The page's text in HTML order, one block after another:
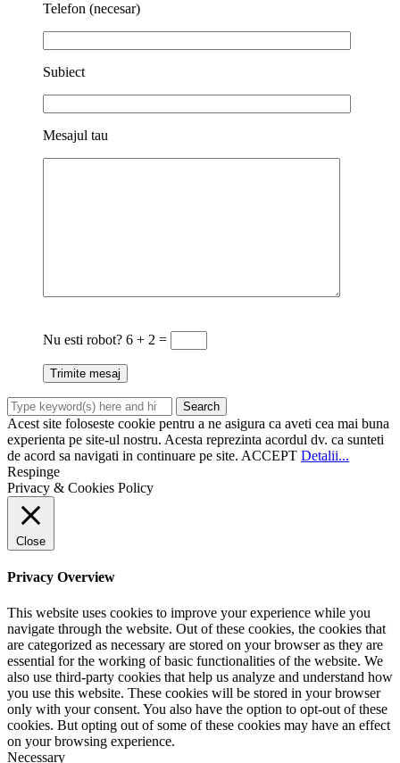
Telefon (necesar)
Subiect
Mesajul tau
Nu esti robot? 6 + 2 =
Acest site foloseste cookie pentru a ne asigura ca aveti cea mai buna
experienta pe site-ul nostru. Acesta reprezinta acordul dv. ca sunteti
de acord sa navigati in continuare pe site. ACCEPT Detalii...
Respinge
Privacy & Cookies Policy
Close
Privacy Overview
This website uses cookies to improve your experience while you
navigate through the website. Out of these cookies, the cookies that
are categorized as necessary are stored on your browser as they are
essential for the working of basic functionalities of the website. We
also use third-party cookies that help us analyze and understand how
you use this website. These cookies will be stored in your browser
only with your consent. You also have the option to opt-out of these
cookies. But opting out of some of these cookies may have an effect
on your browsing experience.
Necessary